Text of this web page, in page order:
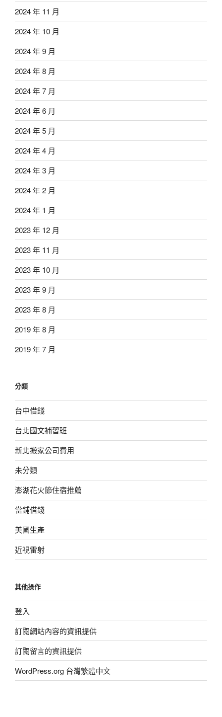
2024 年 11 月
2024 年 10 月
2024 年 9 月
2024 年 8 月
2024 年 7 月
2024 年 6 月
2024 年 5 月
2024 年 4 月
2024 年 3 月
2024 年 2 月
2024 年 1 月
2023 年 12 月
2023 年 11 月
2023 年 10 月
2023 年 9 月
2023 年 8 月
2019 年 8 月
2019 年 7 月
分類
台中借錢
台北國文補習班
新北搬家公司費用
未分類
澎湖花火節住宿推薦
當鋪借錢
美國生產
近視雷射
其他操作
登入
訂閱網站內容的資訊提供
訂閱留言的資訊提供
WordPress.org 台灣繁體中文